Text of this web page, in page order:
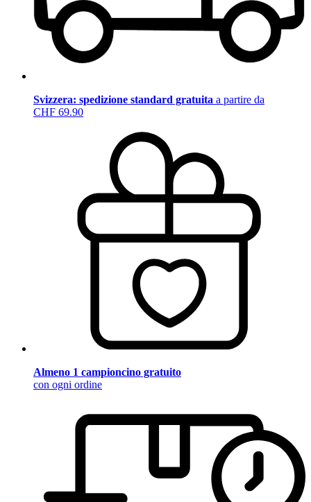
Svizzera: spedizione standard gratuita a partire da
CHF 69.90
Almeno 1 campioncino gratuito
con ogni ordine